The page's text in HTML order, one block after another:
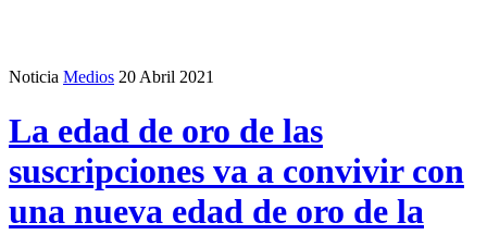
Noticia Medios 20 Abril 2021
La edad de oro de las
suscripciones va a convivir con
una nueva edad de oro de la